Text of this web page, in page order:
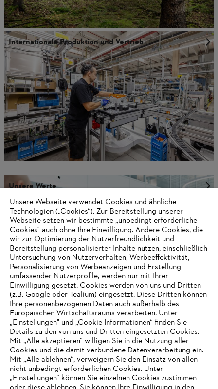
Internationale Produktion und Vertrieb
Unsere Werte
Informationen für Lieferanten
Produkte
Kontakt
Karriere
Hinweisgebersystem
AUSZEICHNUNGEN
Unsere Webseite verwendet Cookies und ähnliche
Technologien („Cookies“). Zur Bereitstellung unserer
Webseite setzen wir bestimmte „unbedingt erforderliche
Cookies" auch ohne Ihre Einwilligung. Andere Cookies, die
wir zur Optimierung der Nutzerfreundlichkeit und
Bereitstellung personalisierter Inhalte nutzen, einschließlich
Untersuchung von Nutzerverhalten, Werbeeffektivität,
Personalisierung von Werbeanzeigen und Erstellung
umfassender Nutzerprofile, werden nur mit Ihrer
Einwilligung gesetzt. Cookies werden von uns und Dritten
(z.B. Google oder Tealium) eingesetzt. Diese Dritten können
Ihre personenbezogenen Daten auch außerhalb des
Europäischen Wirtschaftsraums verarbeiten. Unter
„Einstellungen" und „Cookie Informationen“ finden Sie
Details zu den von uns und Dritten eingesetzten Cookies.
Mit „Alle akzeptieren“ willigen Sie in die Nutzung aller
Cookies und die damit verbundene Datenverarbeitung ein.
Mit „Alle ablehnen“, verweigern Sie den Einsatz von allen
nicht unbedingt erforderlichen Cookies. Unter
„Einstellungen“ können Sie einzelnen Cookies zustimmen